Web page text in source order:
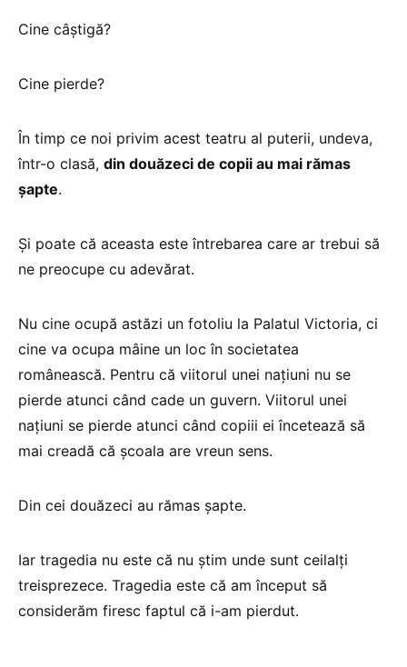
Cine câștigă?
Cine pierde?
În timp ce noi privim acest teatru al puterii, undeva,
într-o clasă, din douăzeci de copii au mai rămas
șapte.
Și poate că aceasta este întrebarea care ar trebui să
ne preocupe cu adevărat.
Nu cine ocupă astăzi un fotoliu la Palatul Victoria, ci
cine va ocupa mâine un loc în societatea
românească. Pentru că viitorul unei națiuni nu se
pierde atunci când cade un guvern. Viitorul unei
națiuni se pierde atunci când copiii ei încetează să
mai creadă că școala are vreun sens.
Din cei douăzeci au rămas șapte.
Iar tragedia nu este că nu știm unde sunt ceilalți
treisprezece. Tragedia este că am început să
considerăm firesc faptul că i-am pierdut.